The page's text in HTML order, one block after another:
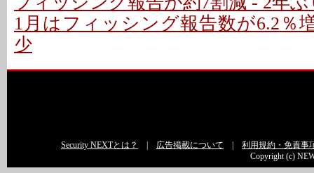
1月はフィッシング報告数が6.2％
少
Security NEXTとは？ 広告掲載について
利用規約・免責事
Copyright (c)